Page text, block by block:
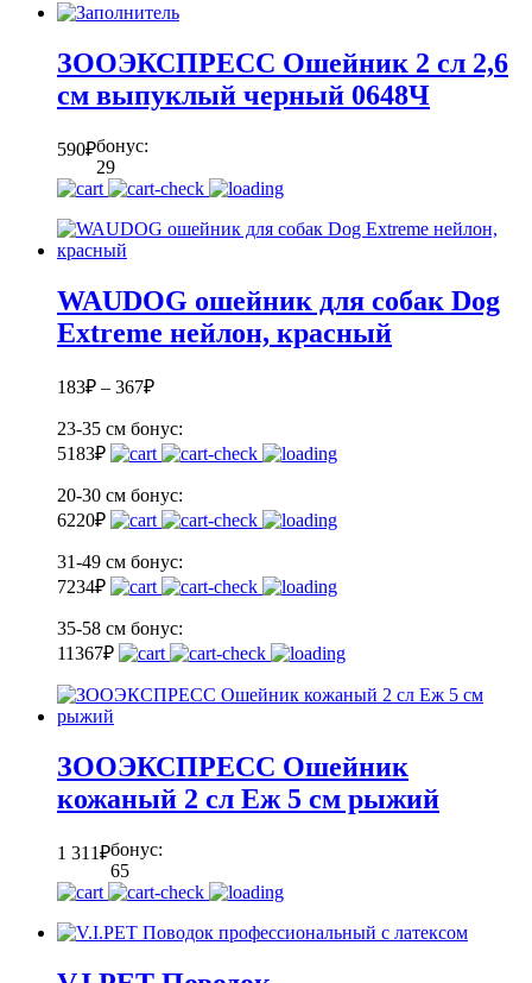
ЗООЭКСПРЕСС Ошейник 2 сл 2,6
см выпуклый черный 0648Ч
590₽бонус:
29
WAUDOG ошейник для собак Dog
Extreme нейлон, красный
183₽ – 367₽
23-35 см бонус:
5183₽
20-30 см бонус:
6220₽
31-49 см бонус:
7234₽
35-58 см бонус:
11367₽
ЗООЭКСПРЕСС Ошейник
кожаный 2 сл Еж 5 см рыжий
1 311₽бонус:
65